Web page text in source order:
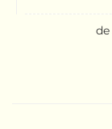
de